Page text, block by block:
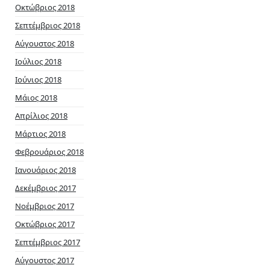
Οκτώβριος 2018
Σεπτέμβριος 2018
Αύγουστος 2018
Ιούλιος 2018
Ιούνιος 2018
Μάιος 2018
Απρίλιος 2018
Μάρτιος 2018
Φεβρουάριος 2018
Ιανουάριος 2018
Δεκέμβριος 2017
Νοέμβριος 2017
Οκτώβριος 2017
Σεπτέμβριος 2017
Αύγουστος 2017